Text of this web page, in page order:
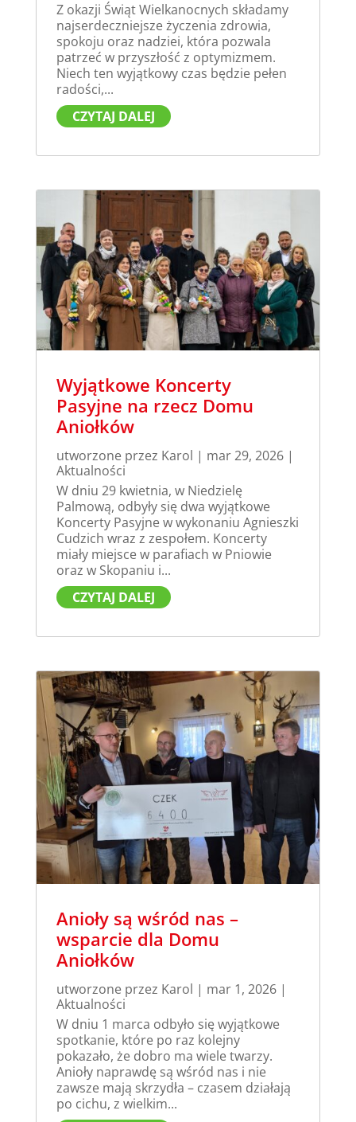
Z okazji Świąt Wielkanocnych składamy
najserdeczniejsze życzenia zdrowia,
spokoju oraz nadziei, która pozwala
patrzeć w przyszłość z optymizmem.
Niech ten wyjątkowy czas będzie pełen
radości,...
CZYTAJ DALEJ
Wyjątkowe Koncerty
Pasyjne na rzecz Domu
Aniołków
utworzone przez Karol | mar 29, 2026|
Aktualności
W dniu 29 kwietnia, w Niedzielę
Palmową, odbyły się dwa wyjątkowe
Koncerty Pasyjne w wykonaniu Agnieszki
Cudzich wraz z zespołem. Koncerty
miały miejsce w parafiach w Pniowie
oraz w Skopaniu i...
CZYTAJ DALEJ
Anioły są wśród nas –
wsparcie dla Domu
Aniołków
utworzone przez Karol | mar 1, 2026|
Aktualności
W dniu 1 marca odbyło się wyjątkowe
spotkanie, które po raz kolejny
pokazało, że dobro ma wiele twarzy.
Anioły naprawdę są wśród nas i nie
zawsze mają skrzydła – czasem działają
po cichu, z wielkim...